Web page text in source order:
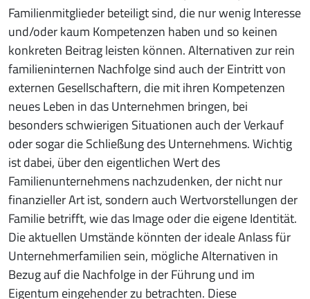
Familienmitglieder beteiligt sind, die nur wenig Interesse
und/oder kaum Kompetenzen haben und so keinen
konkreten Beitrag leisten können. Alternativen zur rein
familieninternen Nachfolge sind auch der Eintritt von
externen Gesellschaftern, die mit ihren Kompetenzen
neues Leben in das Unternehmen bringen, bei
besonders schwierigen Situationen auch der Verkauf
oder sogar die Schließung des Unternehmens. Wichtig
ist dabei, über den eigentlichen Wert des
Familienunternehmens nachzudenken, der nicht nur
finanzieller Art ist, sondern auch Wertvorstellungen der
Familie betrifft, wie das Image oder die eigene Identität.
Die aktuellen Umstände könnten der ideale Anlass für
Unternehmerfamilien sein, mögliche Alternativen in
Bezug auf die Nachfolge in der Führung und im
Eigentum eingehender zu betrachten. Diese